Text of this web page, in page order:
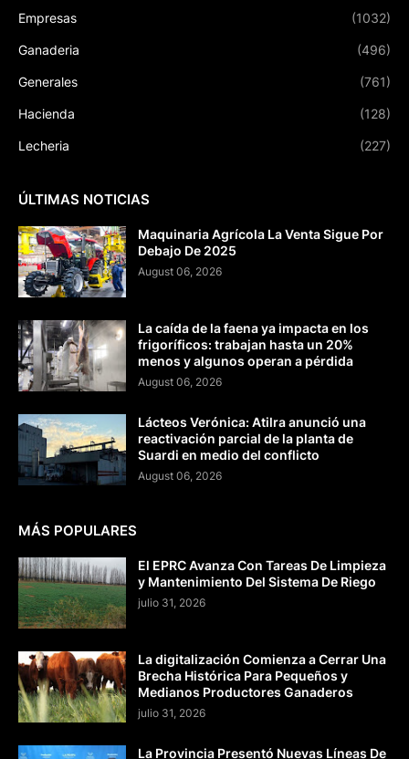
Empresas (1032)
Ganaderia (496)
Generales (761)
Hacienda (128)
Lecheria (227)
ÚLTIMAS NOTICIAS
Maquinaria Agrícola La Venta Sigue Por
Debajo De 2025
August 06, 2026
La caída de la faena ya impacta en los
frigoríficos: trabajan hasta un 20%
menos y algunos operan a pérdida
August 06, 2026
Lácteos Verónica: Atilra anunció una
reactivación parcial de la planta de
Suardi en medio del conflicto
August 06, 2026
MÁS POPULARES
El EPRC Avanza Con Tareas De Limpieza
y Mantenimiento Del Sistema De Riego
julio 31, 2026
La digitalización Comienza a Cerrar Una
Brecha Histórica Para Pequeños y
Medianos Productores Ganaderos
julio 31, 2026
La Provincia Presentó Nuevas Líneas De